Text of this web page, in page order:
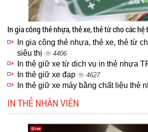
In gia công thẻ nhựa, thẻ xe, thẻ từ cho các
In gia công thẻ nhựa, thẻ xe, thẻ từ
siêu thị
4406
In thẻ giữ xe từ dịch vụ in thẻ nhựa
In thẻ giữ xe đạp 4627
In thẻ giữ xe máy bằng chất liệu thẻ
IN THẺ NHÂN VIÊN